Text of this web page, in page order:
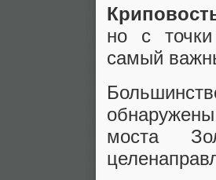
но с
самый
моста